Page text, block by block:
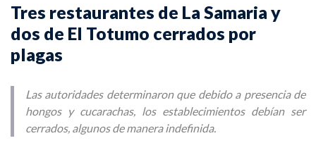
Tres restaurantes de La Samaria y
dos de El Totumo cerrados por
plagas
Las autoridades determinaron que debido a presencia de
hongos y cucarachas, los establecimientos debían ser
cerrados, algunos de manera indefinida.